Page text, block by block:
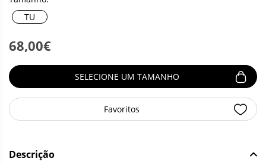
TU
68,00€
SELECIONE UM TAMANHO
Favoritos
Descrição